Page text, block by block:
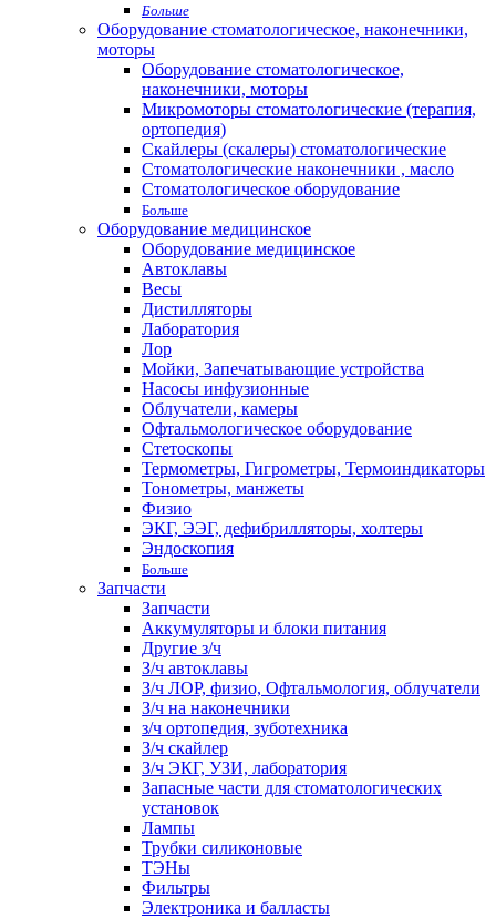
Больше
Оборудование стоматологическое, наконечники,
моторы
Оборудование стоматологическое,
наконечники, моторы
Микромоторы стоматологические (терапия,
ортопедия)
Скайлеры (скалеры) стоматологические
Стоматологические наконечники , масло
Стоматологическое оборудование
Больше
Оборудование медицинское
Оборудование медицинское
Автоклавы
Весы
Дистилляторы
Лаборатория
Лор
Мойки, Запечатывающие устройства
Насосы инфузионные
Облучатели, камеры
Офтальмологическое оборудование
Стетоскопы
Термометры, Гигрометры, Термоиндикаторы
Тонометры, манжеты
Физио
ЭКГ, ЭЭГ, дефибрилляторы, холтеры
Эндоскопия
Больше
Запчасти
Запчасти
Аккумуляторы и блоки питания
Другие з/ч
З/ч автоклавы
З/ч ЛОР, физио, Офтальмология, облучатели
З/ч на наконечники
з/ч ортопедия, зуботехника
З/ч скайлер
З/ч ЭКГ, УЗИ, лаборатория
Запасные части для стоматологических
установок
Лампы
Трубки силиконовые
ТЭНы
Фильтры
Электроника и балласты